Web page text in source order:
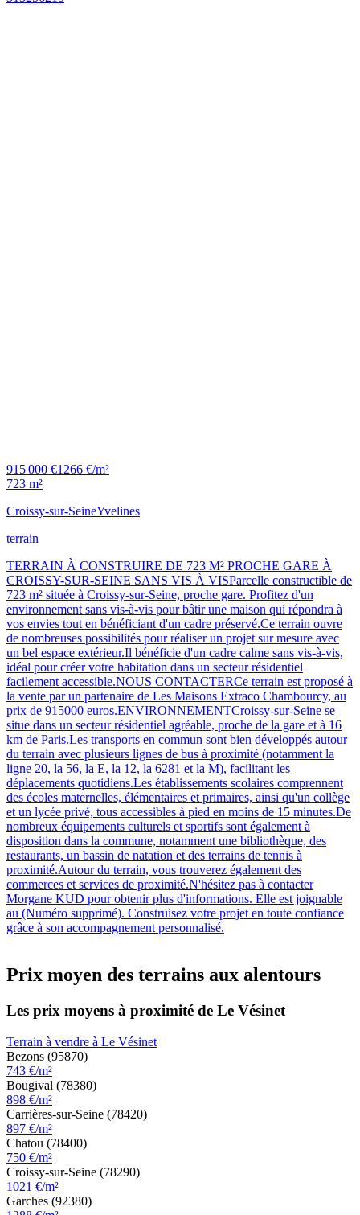
915 000 €1266 €/m²
723 m²
Croissy-sur-SeineYvelines
terrain
TERRAIN À CONSTRUIRE DE 723 M² PROCHE GARE À
CROISSY-SUR-SEINE SANS VIS À VISParcelle constructible de
723 m² située à Croissy-sur-Seine, proche gare. Profitez d'un
environnement sans vis-à-vis pour bâtir une maison qui répondra à
vos envies tout en bénéficiant d'un cadre préservé.Ce terrain ouvre
de nombreuses possibilités pour réaliser un projet sur mesure avec
un bel espace extérieur.Il bénéficie d'un cadre calme sans vis-à-vis,
idéal pour créer votre habitation dans un secteur résidentiel
facilement accessible.NOUS CONTACTERCe terrain est proposé à
la vente par un partenaire de Les Maisons Extraco Chambourcy, au
prix de 915000 euros.ENVIRONNEMENTCroissy-sur-Seine se
situe dans un secteur résidentiel agréable, proche de la gare et à 16
km de Paris.Les transports en commun sont bien développés autour
du terrain avec plusieurs lignes de bus à proximité (notamment la
ligne 20, la 56, la E, la 12, la 6281 et la M), facilitant les
déplacements quotidiens.Les établissements scolaires comprennent
des écoles maternelles, élémentaires et primaires, ainsi qu'un collège
et un lycée privé, tous accessibles à pied en moins de 15 minutes.De
nombreux équipements culturels et sportifs sont également à
disposition dans la commune, notamment une bibliothèque, des
restaurants, un bassin de natation et des terrains de tennis à
proximité.Autour du terrain, vous trouverez également des
commerces et services de proximité.N'hésitez pas à contacter
Morgane KUD pour obtenir plus d'informations. Elle est joignable
au (Numéro supprimé). Construisez votre projet en toute confiance
grâce à son accompagnement personnalisé.
Prix moyen des terrains aux alentours
Les prix moyens à proximité de Le Vésinet
Terrain à vendre à Le Vésinet
Bezons (95870)
743 €/m²
Bougival (78380)
898 €/m²
Carrières-sur-Seine (78420)
897 €/m²
Chatou (78400)
750 €/m²
Croissy-sur-Seine (78290)
1021 €/m²
Garches (92380)